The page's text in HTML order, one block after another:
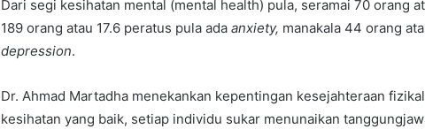
Dari segi kesihatan mental (mental health) pula, seramai 70 orang
189 orang atau 17.6 peratus pula ada anxiety, manakala 44 orang
depression.
Dr. Ahmad Martadha menekankan kepentingan kesejahteraan
kesihatan yang baik, setiap individu sukar menunaikan